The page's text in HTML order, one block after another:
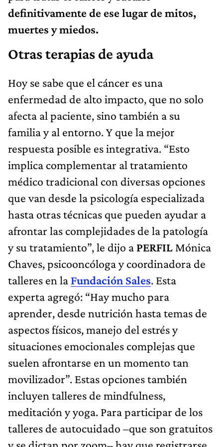
definitivamente de ese lugar de mitos,
muertes y miedos.
Otras terapias de ayuda
Hoy se sabe que el cáncer es una
enfermedad de alto impacto, que no solo
afecta al paciente, sino también a su
familia y al entorno. Y que la mejor
respuesta posible es integrativa. “Esto
implica complementar al tratamiento
médico tradicional con diversas opciones
que van desde la psicología especializada
hasta otras técnicas que pueden ayudar a
afrontar las complejidades de la patología
y su tratamiento”, le dijo a PERFIL Mónica
Chaves, psicooncóloga y coordinadora de
talleres en la Fundación Sales. Esta
experta agregó: “Hay mucho para
aprender, desde nutrición hasta temas de
aspectos físicos, manejo del estrés y
situaciones emocionales complejas que
suelen afrontarse en un momento tan
movilizador”. Estas opciones también
incluyen talleres de mindfulness,
meditación y yoga. Para participar de los
talleres de autocuidado –que son gratuitos